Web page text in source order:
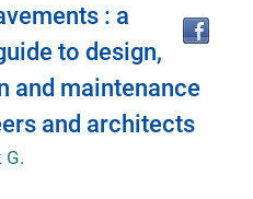
: a
to design,
and maintenance
and architects
G.